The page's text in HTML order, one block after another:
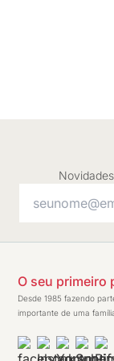
O seu primeiro
Desde 1985 fazendo
importante de uma